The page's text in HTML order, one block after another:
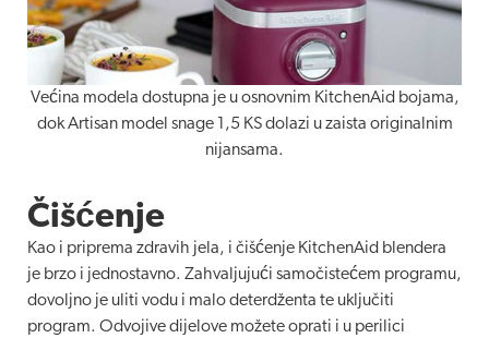
Većina modela dostupna je u osnovnim KitchenAid bojama,
dok Artisan model snage 1,5 KS dolazi u zaista originalnim
nijansama.
Čišćenje
Kao i priprema zdravih jela, i čišćenje KitchenAid blendera
je brzo i jednostavno. Zahvaljujući samočistećem programu,
dovoljno je uliti vodu i malo deterdženta te uključiti
program. Odvojive dijelove možete oprati i u perilici